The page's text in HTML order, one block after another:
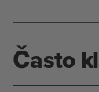
Často